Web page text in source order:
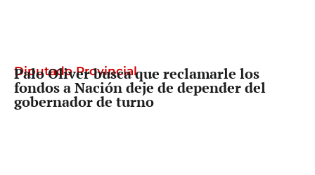
Diputado Provincial
Palo Oliver busca que reclamarle los
fondos a Nación deje de depender del
gobernador de turno